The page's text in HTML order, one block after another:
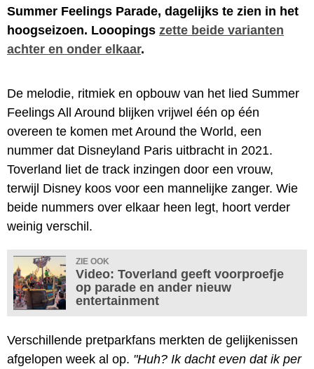
Summer Feelings Parade, dagelijks te zien in het
hoogseizoen. Looopings zette beide varianten
achter en onder elkaar.
De melodie, ritmiek en opbouw van het lied Summer
Feelings All Around blijken vrijwel één op één
overeen te komen met Around the World, een
nummer dat Disneyland Paris uitbracht in 2021.
Toverland liet de track inzingen door een vrouw,
terwijl Disney koos voor een mannelijke zanger. Wie
beide nummers over elkaar heen legt, hoort verder
weinig verschil.
ZIE OOK
Video: Toverland geeft voorproefje
op parade en ander nieuw
entertainment
Verschillende pretparkfans merkten de gelijkenissen
afgelopen week al op. "Huh? Ik dacht even dat ik per